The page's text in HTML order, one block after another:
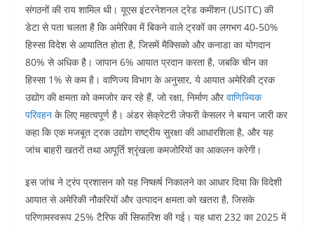
संगठनों की राय शामिल थी। यूएस इंटरनेशनल ट्रेड कमीशन (USITC) की
डेटा से पता चलता है कि अमेरिका में बिकने वाले ट्रकों का लगभग 40-50%
हिस्सा विदेश से आयातित होता है, जिसमें मैक्सिको और कनाडा का योगदान
80% से अधिक है। जापान 6% आयात प्रदान करता है, जबकि चीन का
हिस्सा 1% से कम है। वाणिज्य विभाग के अनुसार, ये आयात अमेरिकी ट्रक
उद्योग की क्षमता को कमजोर कर रहे हैं, जो रक्षा, निर्माण औरवाणिज्यिक
परिवहन के लिए महत्वपूर्ण है। अंडर सेक्रेटरी जेफरी केसलर ने बयान जारी कर
कहा कि एक मजबूत ट्रक उद्योग राष्ट्रीय सुरक्षा की आधारशिला है, और यह
जांच बाहरी खतरों तथा आपूर्ति श्रृंखला कमजोरियों का आकलन करेगी।
इस जांच ने ट्रंप प्रशासन को यह निष्कर्ष निकालने का आधार दिया कि विदेशी
आयात से अमेरिकी नौकरियों और उत्पादन क्षमता को खतरा है, जिसके
परिणामस्वरूप 25% टैरिफ की सिफारिश की गई। यह धारा 232 का 2025 में